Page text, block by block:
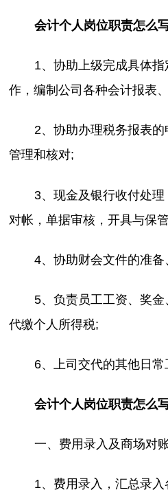
会计个人岗位职责怎么
1、协助上级完成具体
作，编制公司各种会计报表
2、协助办理税务报表
管理和核对;
3、现金及银行收付处
对帐，单据审核，开具与保
4、协助财会文件的准
5、负责员工工资、奖金
代缴个人所得税;
6、上司交代的其他日常
会计个人岗位职责怎么
一、费用录入及商场对
1、费用录入，汇总录入